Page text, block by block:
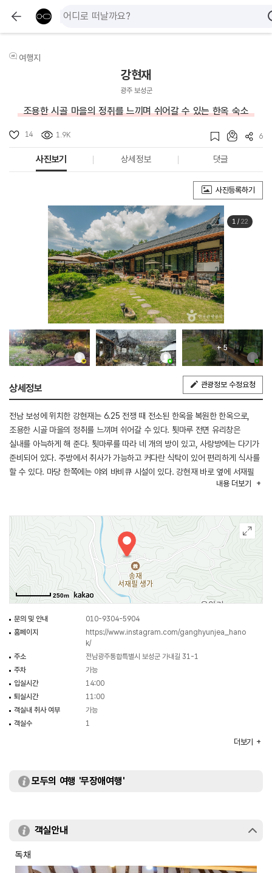
여행지
강현재
광주 보성군
조용한 시골 마을의 정취를 느끼며 쉬어갈 수 있는 한옥 숙소
14 1.9K 6
사진보기 상세정보 댓글
사진등록하기
1/ 22
+ 5
상세정보 관광정보 수정요청
전남 보성에 위치한 강현재는 6.25 전쟁 때 전소된 한옥을 복원한 한옥으로,
조용한 시골 마을의 정취를 느끼며 쉬어갈 수 있다. 툇마루 전면 유리창은
실내를 아늑하게 해 준다. 툇마루를 따라 네 개의 방이 있고, 사랑방에는 다기가
준비되어 있다. 주방에서 취사가 가능하고 커다란 식탁이 있어 편리하게 식사를
할 수 있다. 마당 한쪽에는 야외 바비큐 시설이 있다. 강현재 바로 옆에 서재필
내용 더보기
250m
문의 및 안내
010-9304-5904
홈페이지
https://www.instagram.com/ganghyunjea_hano
k/
주소
전남광주통합특별시 보성군 가내길 31-1
주차
가능
입실시간
14:00
퇴실시간
11:00
객실내 취사 여부
가능
객실수
1
더보기
모두의 여행 '무장애여행'
객실안내
독채